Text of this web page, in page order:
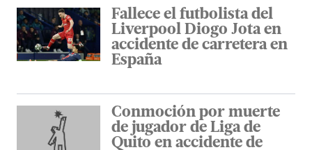
Fallece el futbolista del
Liverpool Diogo Jota en
accidente de carretera en
España
Conmoción por muerte
de jugador de Liga de
Quito en accidente de